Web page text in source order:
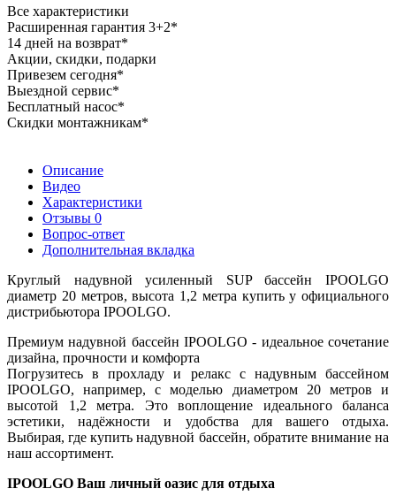
Все характеристики
Расширенная гарантия 3+2*
14 дней на возврат*
Акции, скидки, подарки
Привезем сегодня*
Выездной сервис*
Бесплатный насос*
Скидки монтажникам*
Описание
Видео
Характеристики
Отзывы 0
Вопрос-ответ
Дополнительная вкладка
Круглый надувной усиленный SUP бассейн IPOOLGO
диаметр 20 метров, высота 1,2 метра купить у официального
дистрибьютора IPOOLGO.
Премиум надувной бассейн IPOOLGO - идеальное сочетание
дизайна, прочности и комфорта
Погрузитесь в прохладу и релакс с надувным бассейном
IPOOLGO, например, с моделью диаметром 20 метров и
высотой 1,2 метра. Это воплощение идеального баланса
эстетики, надёжности и удобства для вашего отдыха.
Выбирая, где купить надувной бассейн, обратите внимание на
наш ассортимент.
IPOOLGO Ваш личный оазис для отдыха